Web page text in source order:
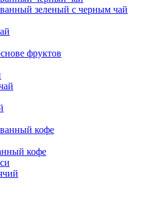
зеленый с черным чай
фруктов
кофе
кофе